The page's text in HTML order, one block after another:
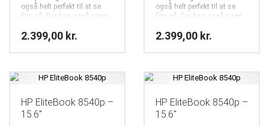
også helt perfekt til at se
film på. Der kan også nemt
facebook og komogvind.dk
2.399,00 kr.
også helt perfekt til at se
film på. Der kan også nemt
facebook og komogvind.dk
2.399,00 kr.
HP EliteBook 8540p –
15.6″
HP EliteBook 8540p –
15.6″